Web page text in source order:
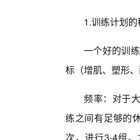
1.训练计划
一个好的训
标（增肌、塑形
频率：对于
练之间有足够的
次，进行3-4组